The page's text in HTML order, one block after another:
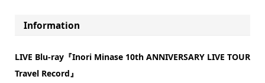
Information
LIVE Blu-ray『Inori Minase 10th ANNIVERSARY LIVE TOUR
Travel Record』